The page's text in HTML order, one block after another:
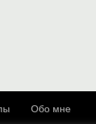
Обо мне